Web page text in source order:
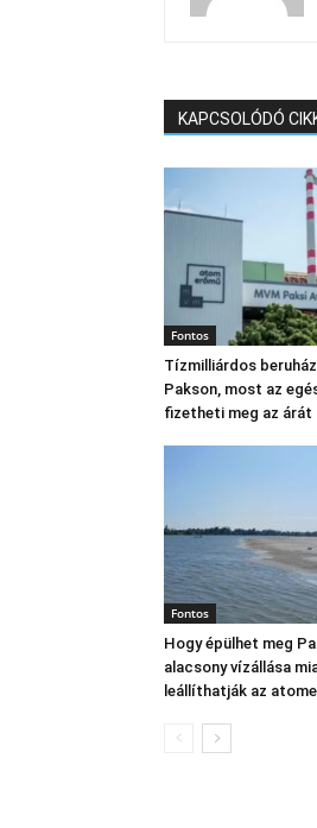
KAPCSOLÓDÓ
Fontos
Tízmilliárdos
Pakson, most az
fizetheti meg az árát
Fontos
Hogy épülhet meg
alacsony vízállása
leállíthatják az